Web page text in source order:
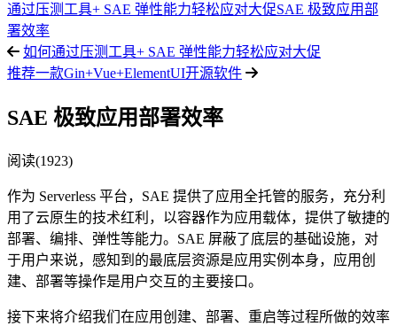
通过压测工具+ SAE 弹性能力轻松应对大促SAE 极致应用部
署效率
如何通过压测工具+ SAE 弹性能力轻松应对大促
推荐一款Gin+Vue+ElementUI开源软件
SAE 极致应用部署效率
阅读(1923)
作为 Serverless 平台，SAE 提供了应用全托管的服务，充分利
用了云原生的技术红利，以容器作为应用载体，提供了敏捷的
部署、编排、弹性等能力。SAE 屏蔽了底层的基础设施，对
于用户来说，感知到的最底层资源是应用实例本身，应用创
建、部署等操作是用户交互的主要接口。
接下来将介绍我们在应用创建、部署、重启等过程所做的效率